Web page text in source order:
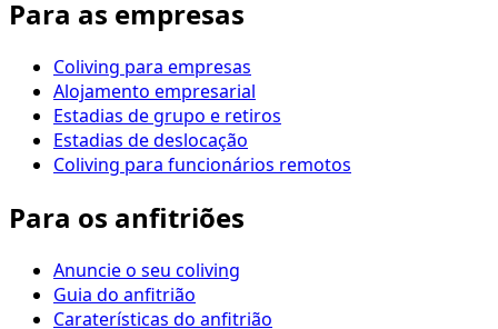
Para as empresas
Coliving para empresas
Alojamento empresarial
Estadias de grupo e retiros
Estadias de deslocação
Coliving para funcionários remotos
Para os anfitriões
Anuncie o seu coliving
Guia do anfitrião
Caraterísticas do anfitrião